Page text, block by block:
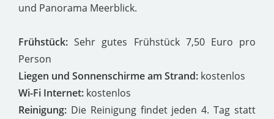
und Panorama Meerblick.
Frühstück:Sehr gutes Frühstück 7,50 Euro pro
Person
Liegen und Sonnenschirme am Strand: kostenlos
Wi-Fi Internet: kostenlos
Reinigung: Die Reinigung findet jeden 4. Tag statt